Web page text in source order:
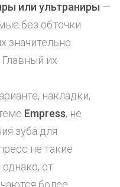
или ультраниры —
без обточки
значительно
их
накладки,
Empress, не
зуба для
не такие
от
более